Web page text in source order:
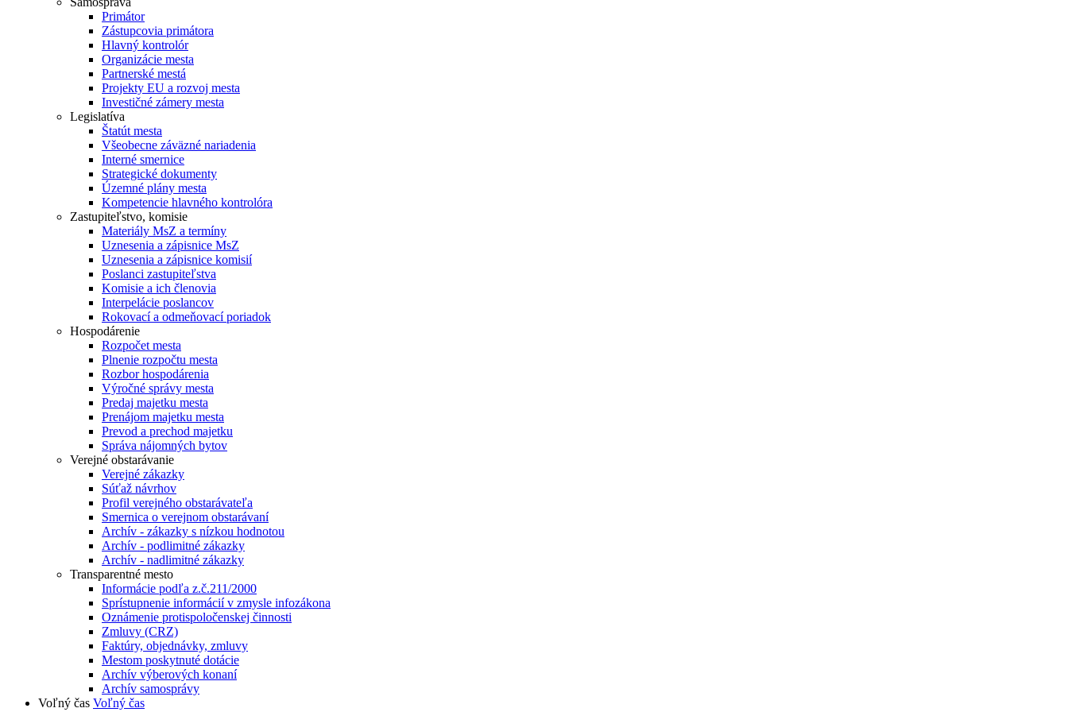
Primátor
Zástupcovia primátora
Hlavný kontrolór
Organizácie mesta
Partnerské mestá
Projekty EU a rozvoj mesta
Investičné zámery mesta
Legislatíva
Štatút mesta
Všeobecne záväzné nariadenia
Interné smernice
Strategické dokumenty
Územné plány mesta
Kompetencie hlavného kontrolóra
Zastupiteľstvo, komisie
Materiály MsZ a termíny
Uznesenia a zápisnice MsZ
Uznesenia a zápisnice komisií
Poslanci zastupiteľstva
Komisie a ich členovia
Interpelácie poslancov
Rokovací a odmeňovací poriadok
Hospodárenie
Rozpočet mesta
Plnenie rozpočtu mesta
Rozbor hospodárenia
Výročné správy mesta
Predaj majetku mesta
Prenájom majetku mesta
Prevod a prechod majetku
Správa nájomných bytov
Verejné obstarávanie
Verejné zákazky
Súťaž návrhov
Profil verejného obstarávateľa
Smernica o verejnom obstarávaní
Archív - zákazky s nízkou hodnotou
Archív - podlimitné zákazky
Archív - nadlimitné zákazky
Transparentné mesto
Informácie podľa z.č.211/2000
Sprístupnenie informácií v zmysle infozákona
Oznámenie protispoločenskej činnosti
Zmluvy (CRZ)
Faktúry, objednávky, zmluvy
Mestom poskytnuté dotácie
Archív výberových konaní
Archív samosprávy
Voľný čas Voľný čas